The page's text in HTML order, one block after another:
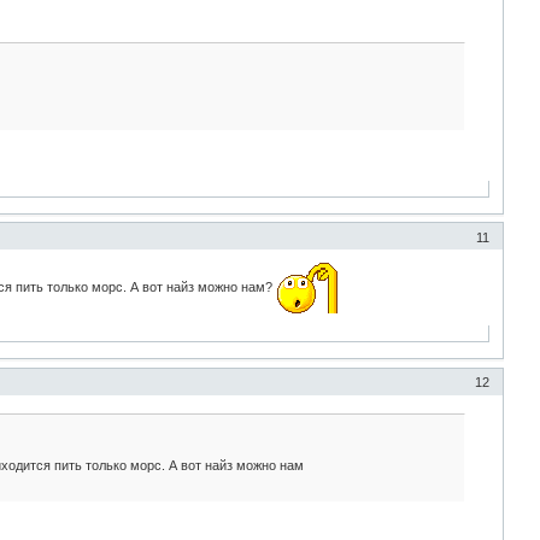
11
пить только морс. А вот найз можно нам?
12
пить только морс. А вот найз можно нам